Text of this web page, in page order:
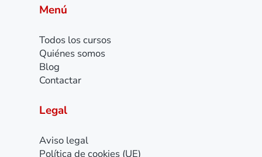
Menú
Todos los cursos
Quiénes somos
Blog
Contactar
Legal
Aviso legal
Política de cookies (UE)